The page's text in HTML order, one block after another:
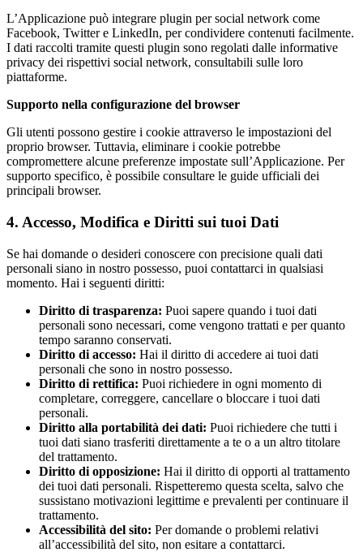
L’Applicazione può integrare plugin per social network come
Facebook, Twitter e LinkedIn, per condividere contenuti facilmente.
I dati raccolti tramite questi plugin sono regolati dalle informative
privacy dei rispettivi social network, consultabili sulle loro
piattaforme.
Supporto nella configurazione del browser
Gli utenti possono gestire i cookie attraverso le impostazioni del
proprio browser. Tuttavia, eliminare i cookie potrebbe
compromettere alcune preferenze impostate sull’Applicazione. Per
supporto specifico, è possibile consultare le guide ufficiali dei
principali browser.
4. Accesso, Modifica e Diritti sui tuoi Dati
Se hai domande o desideri conoscere con precisione quali dati
personali siano in nostro possesso, puoi contattarci in qualsiasi
momento. Hai i seguenti diritti:
Diritto di trasparenza: Puoi sapere quando i tuoi dati
personali sono necessari, come vengono trattati e per quanto
tempo saranno conservati.
Diritto di accesso: Hai il diritto di accedere ai tuoi dati
personali che sono in nostro possesso.
Diritto di rettifica: Puoi richiedere in ogni momento di
completare, correggere, cancellare o bloccare i tuoi dati
personali.
Diritto alla portabilità dei dati: Puoi richiedere che tutti i
tuoi dati siano trasferiti direttamente a te o a un altro titolare
del trattamento.
Diritto di opposizione: Hai il diritto di opporti al trattamento
dei tuoi dati personali. Rispetteremo questa scelta, salvo che
sussistano motivazioni legittime e prevalenti per continuare il
trattamento.
Accessibilità del sito: Per domande o problemi relativi
all’accessibilità del sito, non esitare a contattarci.